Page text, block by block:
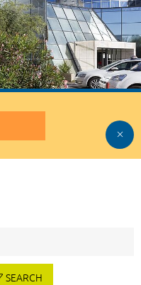
SEARCH